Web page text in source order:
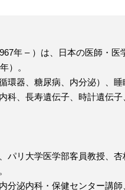
年 – ）は、日本の医師・医
）。
環器、糖尿病、内分泌）、
科、長寿遺伝子、時計遺伝子
パリ大学医学部客員教授、杏
分泌内科・保健センター講